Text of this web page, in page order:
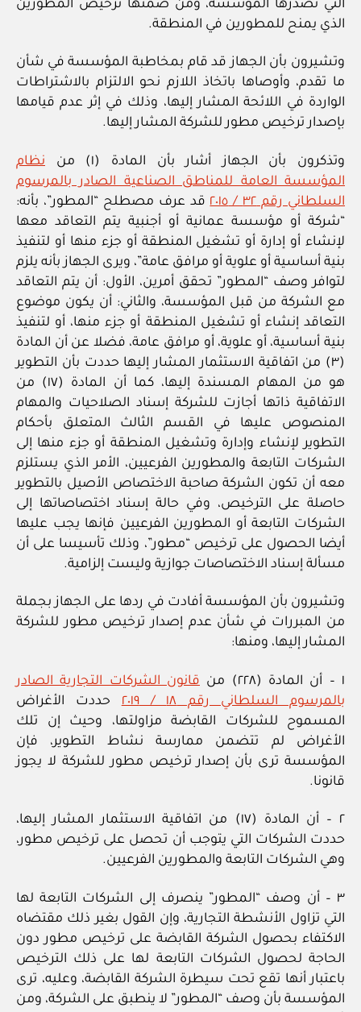
التي تصدرها المؤسسة، ومن ضمنها ترخيص المطورين
الذي يمنح للمطورين في المنطقة.
وتشيرون بأن الجهاز قد قام بمخاطبة المؤسسة في شأن
ما تقدم، وأوصاها باتخاذ اللازم نحو الالتزام بالاشتراطات
الواردة في اللائحة المشار إليها، وذلك في إثر عدم قيامها
بإصدار ترخيص مطور للشركة المشار إليها.
وتذكرون بأن الجهاز أشار بأن المادة (١) من
نظام
المؤسسة العامة للمناطق الصناعية الصادر بالمرسوم
السلطاني رقم ٣٢ / ٢٠١٥
قد عرف مصطلح “المطور”، بأنه:
“شركة أو مؤسسة عمانية أو أجنبية يتم التعاقد معها
لإنشاء أو إدارة أو تشغيل المنطقة أو جزء منها أو لتنفيذ
بنية أساسية أو علوية أو مرافق عامة”، ويرى الجهاز بأنه يلزم
لتوافر وصف “المطور” تحقق أمرين، الأول: أن يتم التعاقد
مع الشركة من قبل المؤسسة، والثاني: أن يكون موضوع
التعاقد إنشاء أو تشغيل المنطقة أو جزء منها، أو لتنفيذ
بنية أساسية، أو علوية، أو مرافق عامة، فضلا عن أن المادة
(٣) من اتفاقية الاستثمار المشار إليها حددت بأن التطوير
هو من المهام المسندة إليها، كما أن المادة (١٧) من
الاتفاقية ذاتها أجازت للشركة إسناد الصلاحيات والمهام
المنصوص عليها في القسم الثالث المتعلق بأحكام
التطوير لإنشاء وإدارة وتشغيل المنطقة أو جزء منها إلى
الشركات التابعة والمطورين الفرعيين، الأمر الذي يستلزم
معه أن تكون الشركة صاحبة الاختصاص الأصيل بالتطوير
حاصلة على الترخيص، وفي حالة إسناد اختصاصاتها إلى
الشركات التابعة أو المطورين الفرعيين فإنها يجب عليها
أيضا الحصول على ترخيص “مطور”، وذلك تأسيسا على أن
مسألة إسناد الاختصاصات جوازية وليست إلزامية.
وتشيرون بأن المؤسسة أفادت في ردها على الجهاز بجملة
من المبررات في شأن عدم إصدار ترخيص مطور للشركة
المشار إليها، ومنها:
١ – أن المادة (٢٢٨) من
قانون الشركات التجارية الصادر
بالمرسوم السلطاني رقم ١٨ / ٢٠١٩
حددت الأغراض
المسموح للشركات القابضة مزاولتها، وحيث إن تلك
الأغراض لم تتضمن ممارسة نشاط التطوير، فإن
المؤسسة ترى بأن إصدار ترخيص مطور للشركة لا يجوز
قانونا.
٢ – أن المادة (١٧) من اتفاقية الاستثمار المشار إليها،
حددت الشركات التي يتوجب أن تحصل على ترخيص مطور،
وهي الشركات التابعة والمطورين الفرعيين.
٣ – أن وصف “المطور” ينصرف إلى الشركات التابعة لها
التي تزاول الأنشطة التجارية، وإن القول بغير ذلك مقتضاه
الاكتفاء بحصول الشركة القابضة على ترخيص مطور دون
الحاجة لحصول الشركات التابعة لها على ذلك الترخيص
باعتبار أنها تقع تحت سيطرة الشركة القابضة، وعليه، ترى
المؤسسة بأن وصف “المطور” لا ينطبق على الشركة، ومن